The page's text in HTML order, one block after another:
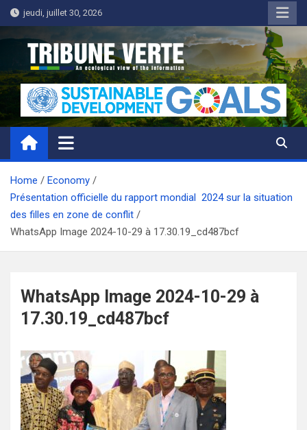
Skip
to
content
jeudi, juillet 30, 2026
Tribune Verte
Un regard écologique de l'information
Home
Economy
Présentation officielle du rapport mondial 2024 sur la situation
des filles en zone de conflit
WhatsApp Image 2024-10-29 à 17.30.19_cd487bcf
WhatsApp Image 2024-10-29 à
17.30.19_cd487bcf